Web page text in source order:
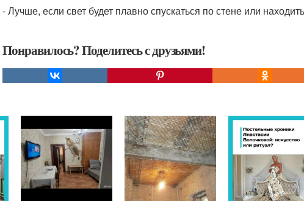
- Лучше, если свет будет плавно спускаться по стене или
Понравилось? Поделитесь с друзьями!